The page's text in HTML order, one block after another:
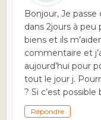
Bonjour, Je
dans 2jours à peu
biens et ils
commentaire et
aujourd’hui pour
tout le jour j.
? Si c’est
Répondre